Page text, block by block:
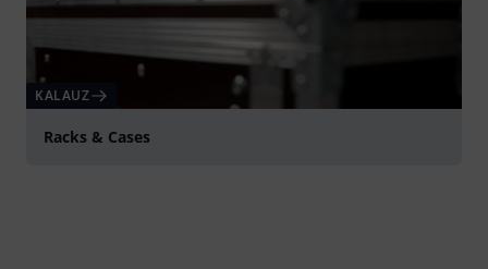
KALAUZ
Racks & Cases